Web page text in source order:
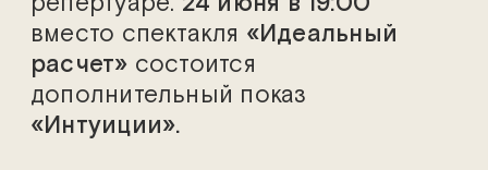
вместо спектакля «Идеальный
расчет» состоится
дополнительный показ
«Интуиции».